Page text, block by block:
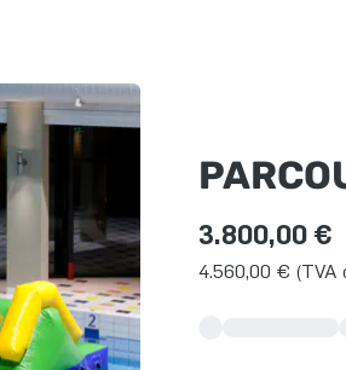
3.800,00 €
4.560,00 € (TVA